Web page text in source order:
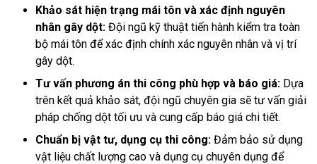
Khảo sát hiện trạng mái tôn và xác định nguyên
nhân gây dột: Đội ngũ kỹ thuật tiến hành kiểm tra toàn
bộ mái tôn để xác định chính xác nguyên nhân và vị trí
gây dột.
Tư vấn phương án thi công phù hợp và báo giá: Dựa
trên kết quả khảo sát, đội ngũ chuyên gia sẽ tư vấn giải
pháp chống dột tối ưu và cung cấp báo giá chi tiết.
Chuẩn bị vật tư, dụng cụ thi công: Đảm bảo sử dụng
vật liệu chất lượng cao và dụng cụ chuyên dụng để